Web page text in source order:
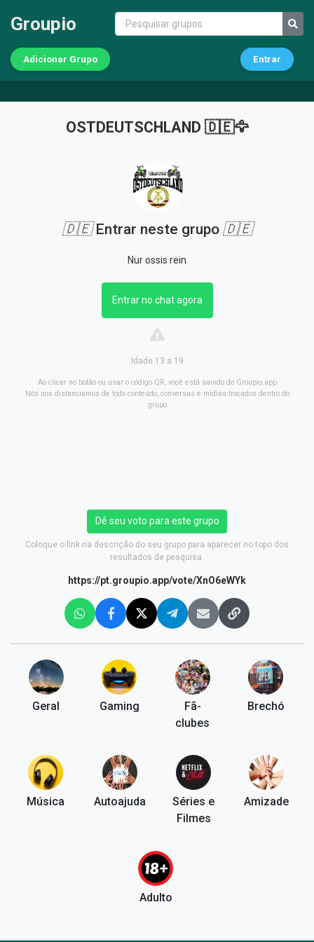
Groupio
Adicionar Grupo Entrar
OSTDEUTSCHLAND 🇩🇪🦅
🇩🇪Entrar neste grupo 🇩🇪
Nur ossis rein
Entrar no chat agora
Idade 13 a 19
Ao clicar no botão ou usar o código QR, você está saindo do Groupio.app
Nós nos distanciamos de todo conteúdo, conversas e mídias trocados dentro do
grupo
Dê seu voto para este grupo
Coloque o link na descrição do seu grupo para aparecer no topo dos
resultados de pesquisa.
https://pt.groupio.app/vote/XnO6eWYk
Geral Gaming
Fã-
clubes
Brechó
Música Autoajuda
Séries e
Filmes
Amizade
Adulto